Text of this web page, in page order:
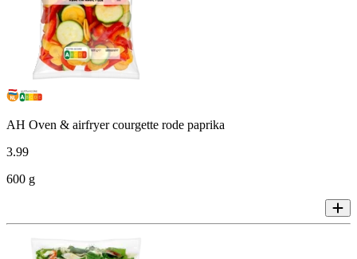
AH Oven & airfryer courgette rode paprika
3.99
600 g